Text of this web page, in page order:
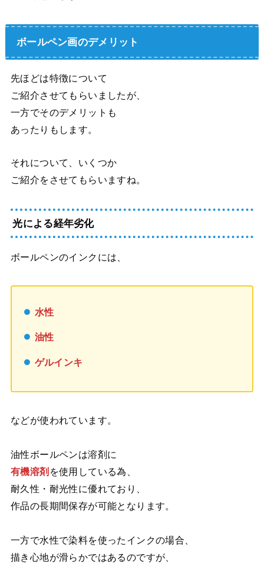
ボールペン画のデメリット
先ほどは特徴について
ご紹介させてもらいましたが、
一方でそのデメリットも
あったりもします。
それについて、いくつか
ご紹介をさせてもらいますね。
光による経年劣化
ボールペンのインクには、
水性
油性
ゲルインキ
などが使われています。
油性ボールペンは溶剤に
有機溶剤 を使用している為、
耐久性・耐光性に優れており、
作品の長期間保存が可能となります。
一方で水性で染料を使ったインクの場合、
描き心地が滑らかではあるのですが、